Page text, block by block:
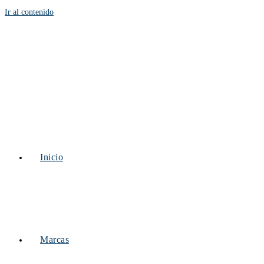
Ir al contenido
Inicio
Marcas